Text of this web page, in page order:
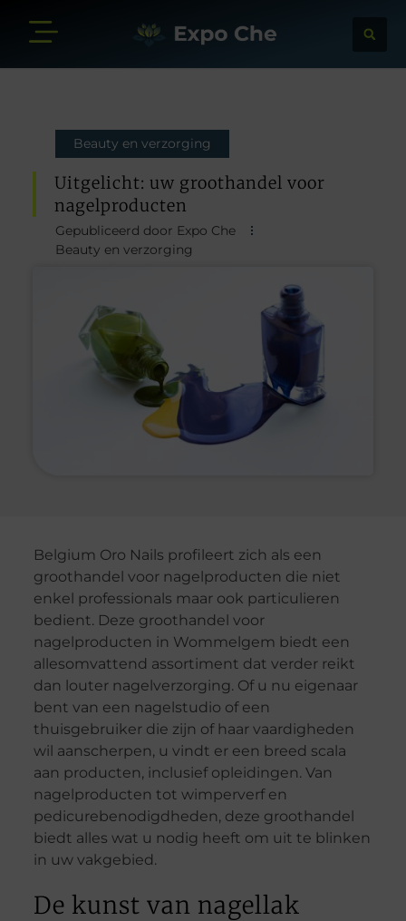
Beauty en verzorging
Uitgelicht: uw groothandel voor
nagelproducten
Gepubliceerd door Expo Che
Beauty en verzorging
Belgium Oro Nails profileert zich als een
groothandel voor nagelproducten die niet
enkel professionals maar ook particulieren
bedient. Deze groothandel voor
nagelproducten in Wommelgem biedt een
allesomvattend assortiment dat verder reikt
dan louter nagelverzorging. Of u nu eigenaar
bent van een nagelstudio of een
thuisgebruiker die zijn of haar vaardigheden
wil aanscherpen, u vindt er een breed scala
aan producten, inclusief opleidingen. Van
nagelproducten tot wimperverf en
pedicurebenodigdheden, deze groothandel
biedt alles wat u nodig heeft om uit te blinken
in uw vakgebied.
De kunst van nagellak